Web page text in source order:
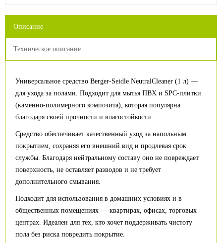
Описание
Техническое описание
Универсальное средство Berger-Seidle NeutralCleaner (1 л) —
для ухода за полами. Подходит для мытья ПВХ и SPC-плитки
(каменно-полимерного композита), которая популярна
благодаря своей прочности и влагостойкости.
Средство обеспечивает качественный уход за напольным
покрытием, сохраняя его внешний вид и продлевая срок
службы. Благодаря нейтральному составу оно не повреждает
поверхность, не оставляет разводов и не требует
дополнительного смывания.
Подходит для использования в домашних условиях и в
общественных помещениях — квартирах, офисах, торговых
центрах. Идеален для тех, кто хочет поддерживать чистоту
пола без риска повредить покрытие.